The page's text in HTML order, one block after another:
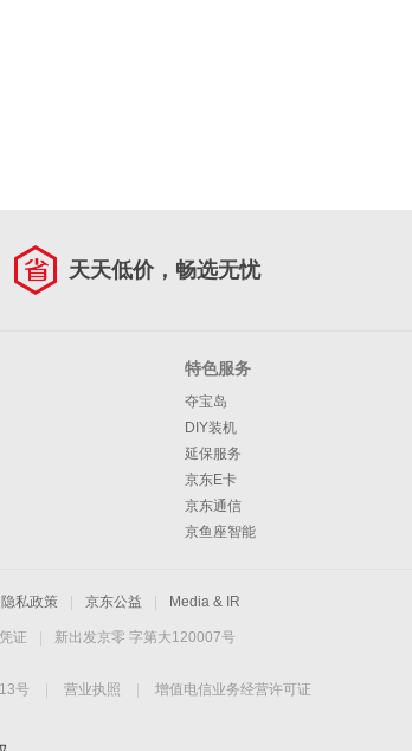
天天低价，畅选无忧
特色服务
夺宝岛
DIY装机
延保服务
京东E卡
京东通信
京鱼座智能
隐私政策 京东公益 Media & IR
证
新出发京零 字第大120007号
号 营业执照
增值电信业务经营许可证